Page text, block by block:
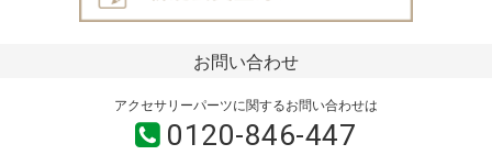
お問い合わせ
アクセサリーパーツに関するお問い合わせは
0120-846-447